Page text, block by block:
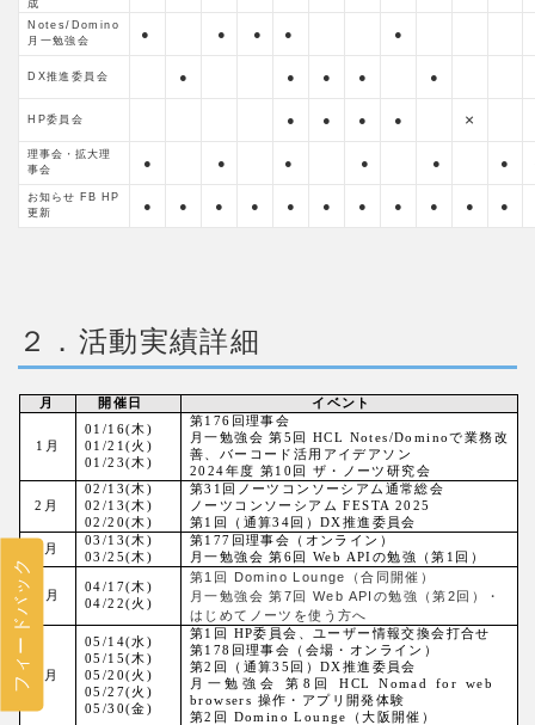
成
Notes/Domino
月一勉強会
● ● ● ● ●
DX推進委員会 ● ● ● ● ●
HP委員会 ● ● ● ● ×
理事会・拡大理
事会
● ● ● ● ● ●
お知らせ FB HP
更新
● ● ● ● ● ● ● ● ● ● ●
２．活動実績詳細
月 開催日 イベント
1 月
01/16(木)
01/21(火)
01/23(木)
第176回理事会
月一勉強会 第5回 HCL Notes/Dominoで業務改
善、バーコード活用アイデアソン
2024年度 第10回 ザ・ノーツ研究会
2 月
02/13(木)
02/13(木)
02/20(木)
第31回ノーツコンソーシアム通常総会
ノーツコンソーシアム FESTA 2025
第1回（通算34回）DX推進委員会
月
03/13(木)
03/25(木)
第177回理事会（オンライン）
月一勉強会 第6回 Web APIの勉強（第1回）
月
04/17(木)
04/22(火)
第1回 Domino Lounge（合同開催）
月一勉強会 第7回 Web APIの勉強（第2回）・
はじめてノーツを使う方へ
月
05/14(水)
05/15(木)
05/20(火)
05/27(火)
05/30(金)
第1回 HP委員会、ユーザー情報交換会打合せ
第178回理事会（会場・オンライン）
第2回（通算35回）DX推進委員会
月一勉強会 第8回 HCL Nomad for web
browsers 操作・アプリ開発体験
第2回 Domino Lounge（大阪開催）
フィードバック